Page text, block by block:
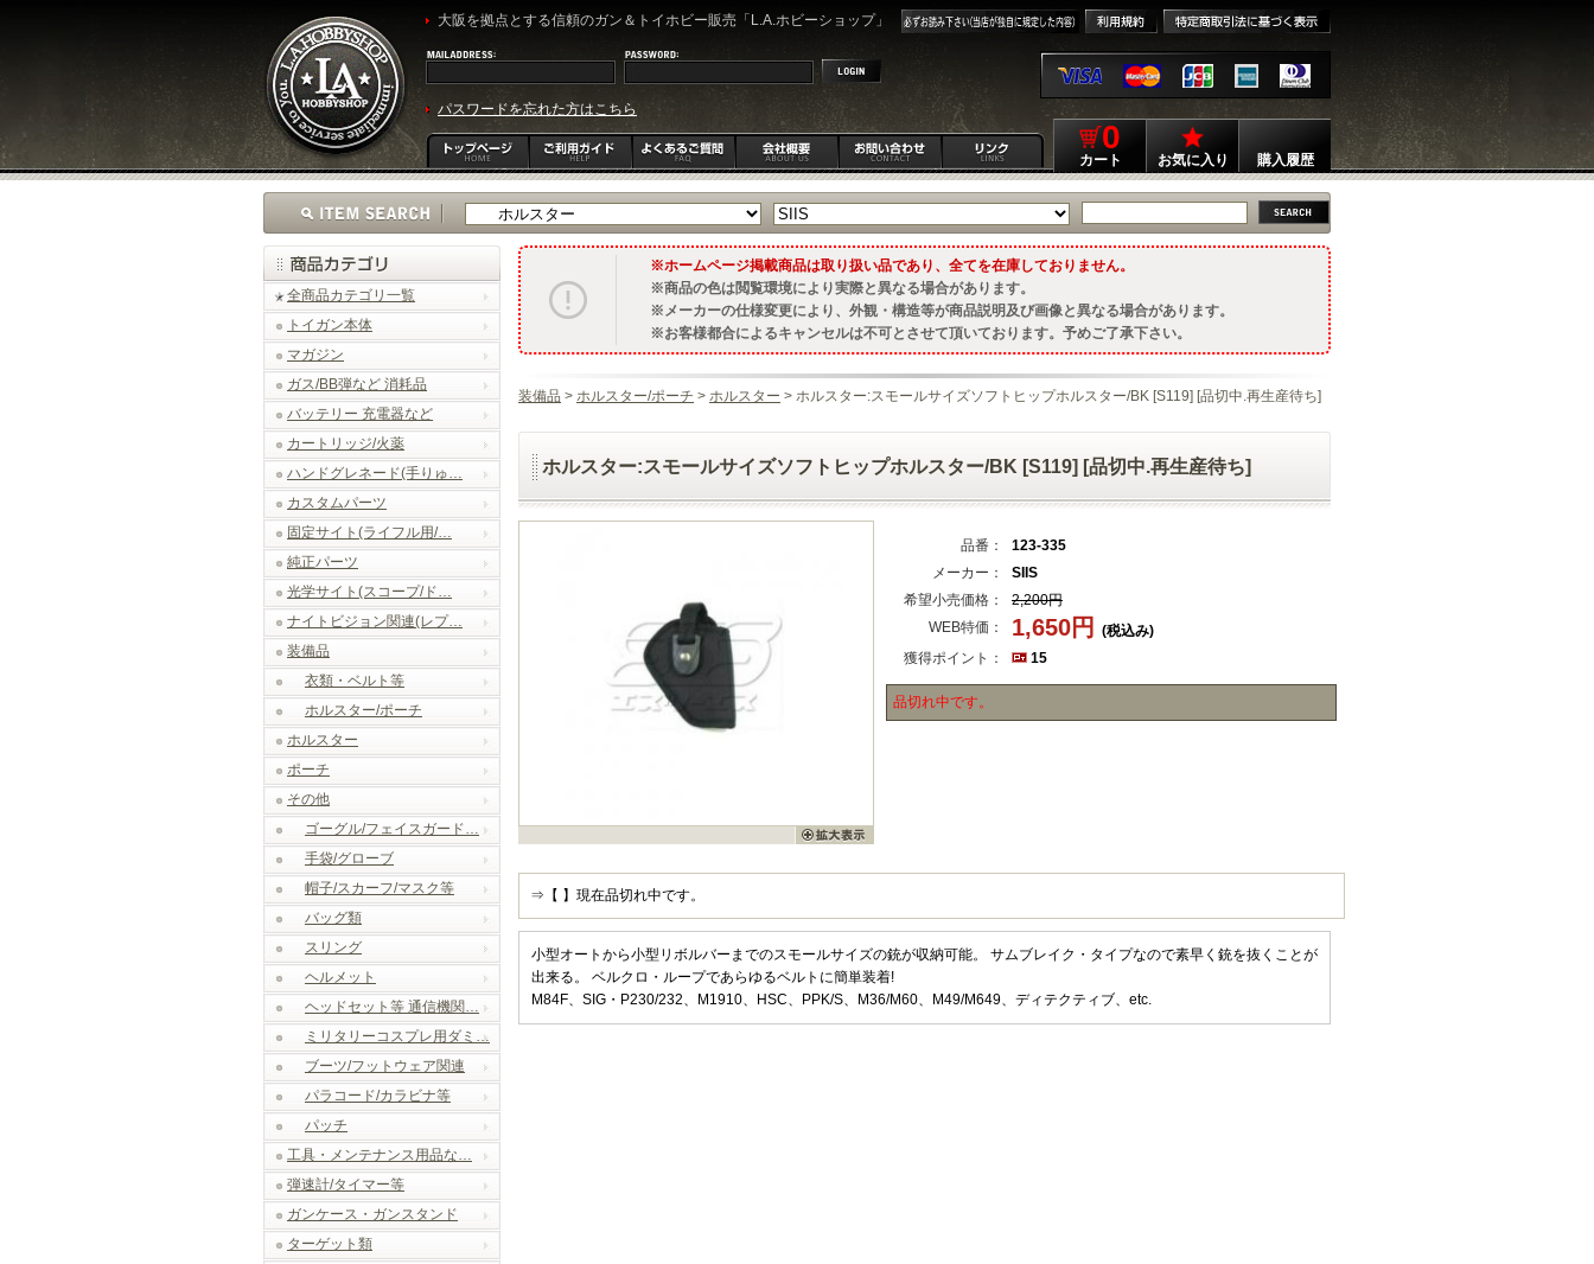
大阪を拠点とする信頼のガン＆トイホビー販売「L.A.ホビーショップ」
パスワードを忘れた方はこちら
0
カート お気に入り 購入履歴
全商品カテゴリ一覧
トイガン本体
マガジン
ガス/BB弾など 消耗品
バッテリー 充電器など
カートリッジ/火薬
ハンドグレネード(手りゅ…
カスタムパーツ
固定サイト(ライフル用/…
純正パーツ
光学サイト(スコープ/ド…
ナイトビジョン関連(レプ…
装備品
衣類・ベルト等
ホルスター/ポーチ
ホルスター
ポーチ
その他
ゴーグル/フェイスガード…
手袋/グローブ
帽子/スカーフ/マスク等
バッグ類
スリング
ヘルメット
ヘッドセット等 通信機関…
ミリタリーコスプレ用ダミ…
ブーツ/フットウェア関連
パラコード/カラビナ等
パッチ
工具・メンテナンス用品な…
弾速計/タイマー等
ガンケース・ガンスタンド
ターゲット類
ホームページ掲載商品は取り扱い品であり、全てを在庫しておりません。
商品の色は閲覧環境により実際と異なる場合があります。
メーカーの仕様変更により、外観・構造等が商品説明及び画像と異なる場合があります。
お客様都合によるキャンセルは不可とさせて頂いております。予めご了承下さい。
装備品 > ホルスター/ポーチ > ホルスター > ホルスター:スモールサイズソフトヒップホルスター/BK [S119] [品切中.再生産待ち]
ホルスター:スモールサイズソフトヒップホルスター/BK [S119] [品切中.再生産待ち]
品番：
123-335
メーカー：
SIIS
希望小売価格：
2,200円
WEB特価：
1,650円
(税込み)
獲得ポイント：
15
品切れ中です。
⇒【 】現在品切れ中です。
小型オートから小型リボルバーまでのスモールサイズの銃が収納可能。 サムブレイク・タイプなので素早く銃を抜くことが
出来る。 ベルクロ・ループであらゆるベルトに簡単装着!
M84F、SIG・P230/232、M1910、HSC、PPK/S、M36/M60、M49/M649、ディテクティブ、etc.